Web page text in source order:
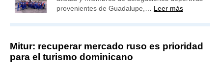
provenientes de Guadalupe,… Leer más
Mitur: recuperar mercado ruso es prioridad
para el turismo dominicano